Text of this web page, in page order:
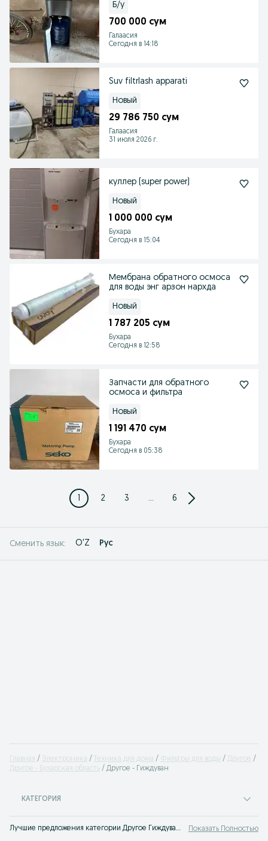
Б/у
700 000 сум
Галаасия
Сегодня в 14:18
Suv filtrlash apparati
Новый
29 786 750 сум
Галаасия
31 июля 2026 г.
куллер (super power)
Новый
1 000 000 сум
Бухара
Сегодня в 15:04
Мембрана обратного осмоса
для воды энг арзон нархда
Новый
1 787 205 сум
Бухара
Сегодня в 12:58
Запчасти для обратного
осмоса и фильтра
Новый
1 191 470 сум
Бухара
Сегодня в 05:38
1 2 3 ... 6
Сменить язык: O'Z Рус
Главная Электроника Техника для дома Фильтры для воды
Другое
Другое - Бухарская область
Другое - Гиждуван
КАТЕГОРИЯ
Лучшие предложения категории Другое Гиждуван. Большой выбор товаров и услуг по выгодным ценам на OLX! Множество предложений на OLX.uz! Показать Полностью